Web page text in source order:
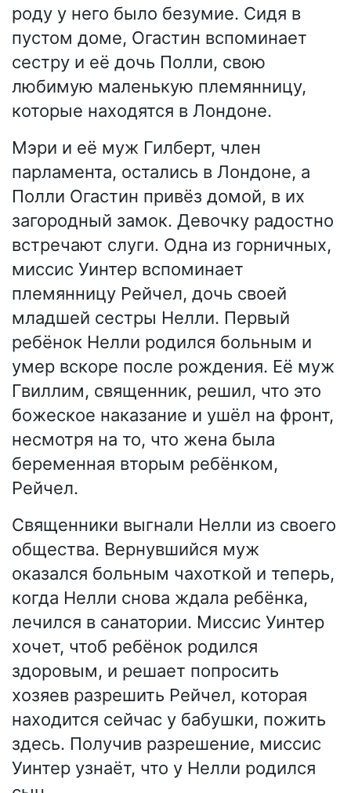
роду у него было безумие. Сидя в
пустом доме, Огастин вспоминает
сестру и её дочь Полли, свою
любимую маленькую племянницу,
которые находятся в Лондоне.
Мэри и её муж Гилберт, член
парламента, остались в Лондоне, а
Полли Огастин привёз домой, в их
загородный замок. Девочку радостно
встречают слуги. Одна из горничных,
миссис Уинтер вспоминает
племянницу Рейчел, дочь своей
младшей сестры Нелли. Первый
ребёнок Нелли родился больным и
умер вскоре после рождения. Её муж
Гвиллим, священник, решил, что это
божеское наказание и ушёл на фронт,
несмотря на то, что жена была
беременная вторым ребёнком,
Рейчел.
Священники выгнали Нелли из своего
общества. Вернувшийся муж
оказался больным чахоткой и теперь,
когда Нелли снова ждала ребёнка,
лечился в санатории. Миссис Уинтер
хочет, чтоб ребёнок родился
здоровым, и решает попросить
хозяев разрешить Рейчел, которая
находится сейчас у бабушки, пожить
здесь. Получив разрешение, миссис
Уинтер узнаёт, что у Нелли родился